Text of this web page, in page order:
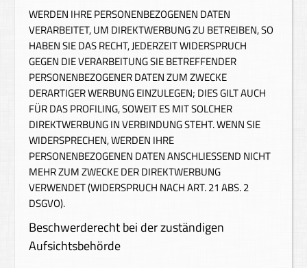
WERDEN IHRE PERSONENBEZOGENEN DATEN
VERARBEITET, UM DIREKTWERBUNG ZU BETREIBEN, SO
HABEN SIE DAS RECHT, JEDERZEIT WIDERSPRUCH
GEGEN DIE VERARBEITUNG SIE BETREFFENDER
PERSONENBEZOGENER DATEN ZUM ZWECKE
DERARTIGER WERBUNG EINZULEGEN; DIES GILT AUCH
FÜR DAS PROFILING, SOWEIT ES MIT SOLCHER
DIREKTWERBUNG IN VERBINDUNG STEHT. WENN SIE
WIDERSPRECHEN, WERDEN IHRE
PERSONENBEZOGENEN DATEN ANSCHLIESSEND NICHT
MEHR ZUM ZWECKE DER DIREKTWERBUNG
VERWENDET (WIDERSPRUCH NACH ART. 21 ABS. 2
DSGVO).
Beschwerde­recht bei der zuständigen
Aufsichts­behörde